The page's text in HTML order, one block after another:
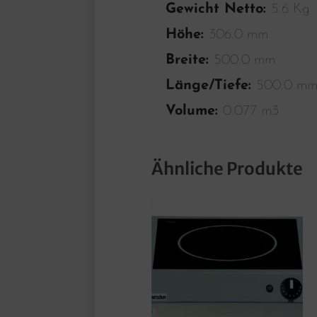
Gewicht Netto: 5.6 Kg
Höhe: 306.0 mm
Breite: 500.0 mm
Länge/Tiefe: 500.0
Volume: 0.077 m3
Ähnliche Produkte